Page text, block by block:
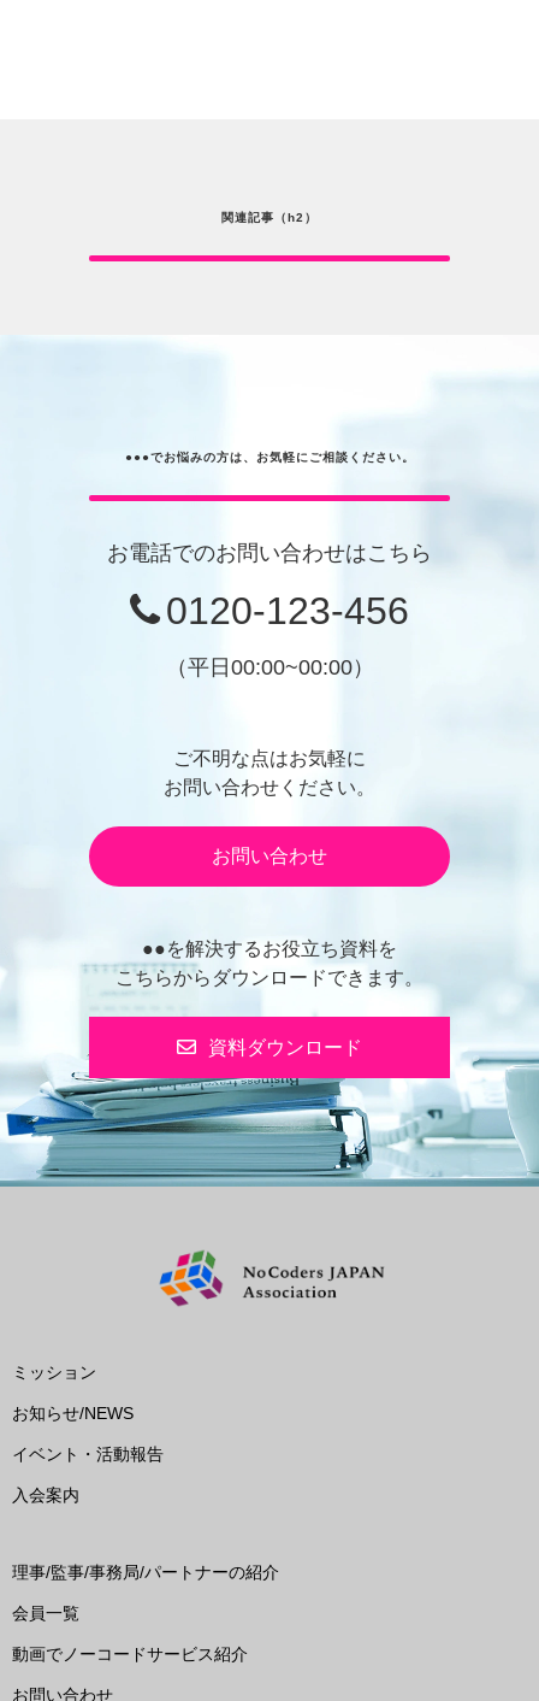
関連記事（h2）
●●●でお悩みの方は、お気軽にご相談ください。
お電話でのお問い合わせはこちら
0120-123-456
（平日00:00~00:00）
ご不明な点はお気軽に
お問い合わせください。
お問い合わせ
●●を解決するお役立ち資料を
こちらからダウンロードできます。
資料ダウンロード
ミッション
お知らせ/NEWS
イベント・活動報告
入会案内
理事/監事/事務局/パートナーの紹介
会員一覧
動画でノーコードサービス紹介
お問い合わせ